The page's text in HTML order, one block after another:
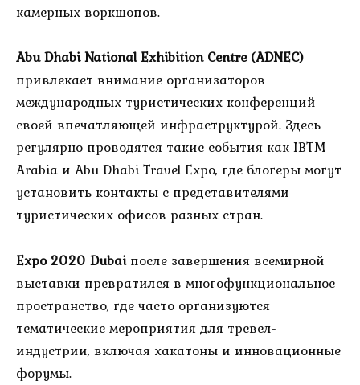
камерных воркшопов.
Abu Dhabi National Exhibition Centre (ADNEC)
привлекает внимание организаторов
международных туристических конференций
своей впечатляющей инфраструктурой. Здесь
регулярно проводятся такие события как IBTM
Arabia и Abu Dhabi Travel Expo, где блогеры могут
установить контакты с представителями
туристических офисов разных стран.
Expo 2020 Dubaiпосле завершения всемирной
выставки превратился в многофункциональное
пространство, где часто организуются
тематические мероприятия для тревел-
индустрии, включая хакатоны и инновационные
форумы.